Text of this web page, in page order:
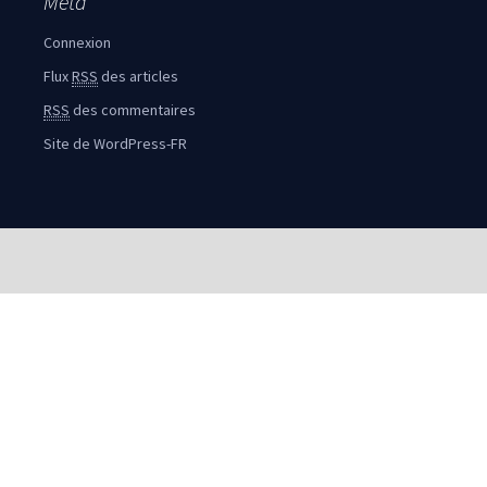
Connexion
FluxRSS des articles
RSS des commentaires
Site de WordPress-FR